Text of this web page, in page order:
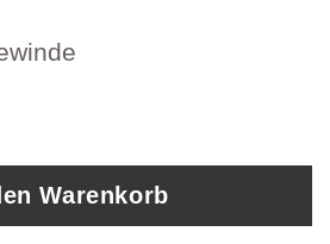
Warenkorb